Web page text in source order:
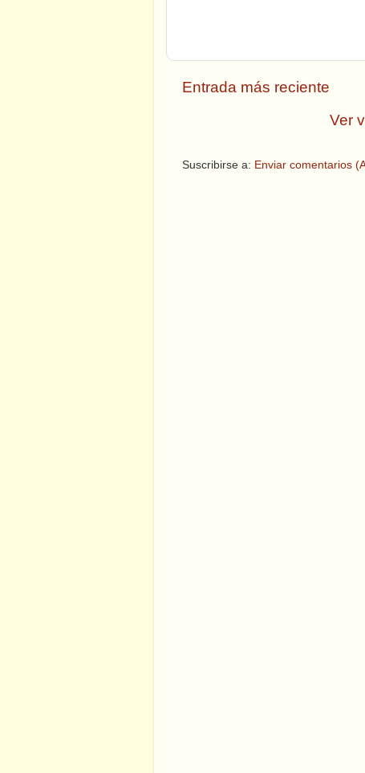
Entrada más reciente
Ver
Suscribirse a: Enviar comentarios